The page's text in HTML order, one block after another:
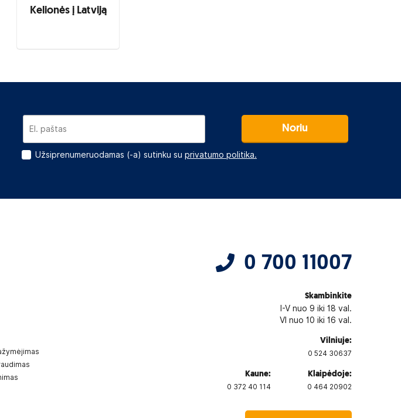
Kelionės į Latviją
Užsiprenumeruodamas (-a) sutinku su privatumo politika.
Noriu
0 700 11007
Skambinkite
I-V nuo 9 iki 18 val.
VI nuo 10 iki 16 val.
Vilniuje:
0 524 30637
Kaune:
0 372 40 114
Klaipėdoje:
0 464 20902